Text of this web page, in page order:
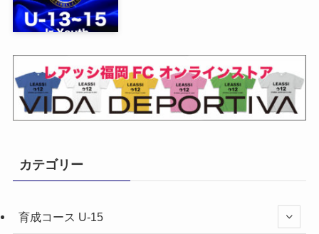
カテゴリー
育成コース U-15